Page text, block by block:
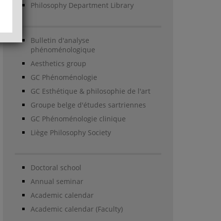
Philosophy Department Library
Bulletin d'analyse
phénoménologique
Aesthetics group
GC Phénoménologie
GC Esthétique & philosophie de l'art
Groupe belge d'études sartriennes
GC Phénoménologie clinique
Liège Philosophy Society
Doctoral school
Annual seminar
Academic calendar
Academic calendar (Faculty)